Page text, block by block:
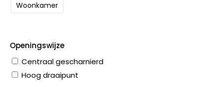
Woonkamer
Openingswijze
Centraal gescharnierd
Hoog draaipunt